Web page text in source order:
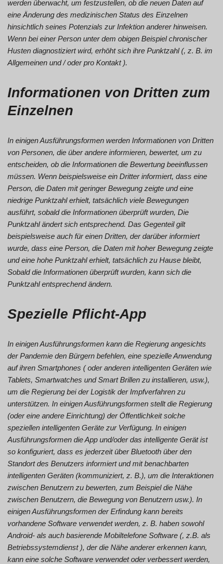
werden überwacht, um festzustellen, ob die neuen Daten auf
eine Änderung des medizinischen Status des Einzelnen
hinsichtlich seines Potenzials zur Infektion anderer hinweisen.
Wenn bei einer Person unter dem obigen Beispiel chronischer
Husten diagnostiziert wird, erhöht sich ihre Punktzahl (, z. B. im
Allgemeinen und / oder pro Kontakt ).
Informationen von Dritten zum
Einzelnen
In einigen Ausführungsformen werden Informationen von Dritten
von Personen, die über andere informieren, bewertet, um zu
entscheiden, ob die Informationen die Bewertung beeinflussen
müssen. Wenn beispielsweise ein Dritter informiert, dass eine
Person, die Daten mit geringer Bewegung zeigte und eine
niedrige Punktzahl erhielt, tatsächlich viele Bewegungen
ausführt, sobald die Informationen überprüft wurden, Die
Punktzahl ändert sich entsprechend. Das Gegenteil gilt
beispielsweise auch für einen Dritten, der darüber informiert
wurde, dass eine Person, die Daten mit hoher Bewegung zeigte
und eine hohe Punktzahl erhielt, tatsächlich zu Hause bleibt,
Sobald die Informationen überprüft wurden, kann sich die
Punktzahl entsprechend ändern.
Spezielle Pflicht-App
In einigen Ausführungsformen kann die Regierung angesichts
der Pandemie den Bürgern befehlen, eine spezielle Anwendung
auf ihren Smartphones ( oder anderen intelligenten Geräten wie
Tablets, Smartwatches und Smart Brillen zu installieren, usw.),
um die Regierung bei der Logistik der Impfverfahren zu
unterstützen. In einigen Ausführungsformen stellt die Regierung
(oder eine andere Einrichtung) der Öffentlichkeit solche
speziellen intelligenten Geräte zur Verfügung. In einigen
Ausführungsformen die App und/oder das intelligente Gerät ist
so konfiguriert, dass es jederzeit über Bluetooth über den
Standort des Benutzers informiert und mit benachbarten
intelligenten Geräten (kommuniziert, z. B.), um die Interaktionen
zwischen Benutzern zu bewerten, zum Beispiel die Nähe
zwischen Benutzern, die Bewegung von Benutzern usw.). In
einigen Ausführungsformen der Erfindung kann bereits
vorhandene Software verwendet werden, z. B. haben sowohl
Android- als auch basierende Mobiltelefone Software (, z.B. als
Betriebssystemdienst ), der die Nähe anderer erkennen kann,
kann eine solche Software verwendet oder verbessert werden,